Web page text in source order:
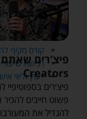
קישורים
מדריכים
קורס מקיף
רכישת
ייעוץ וליווי
Creators
פיצ׳רים
פשוט חייבים
להגדיל את